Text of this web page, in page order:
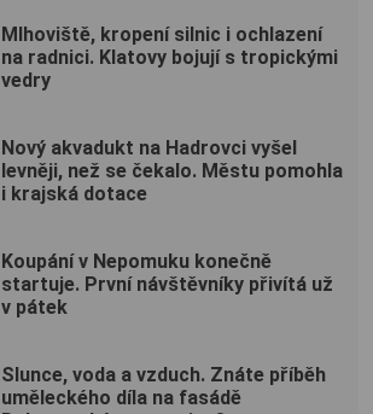
Mlhoviště, kropení silnic i ochlazení
na radnici. Klatovy bojují s tropickými
vedry
Nový akvadukt na Hadrovci vyšel
levněji, než se čekalo. Městu pomohla
i krajská dotace
Koupání v Nepomuku konečně
startuje. První návštěvníky přivítá už
v pátek
Slunce, voda a vzduch. Znáte příběh
uměleckého díla na fasádě